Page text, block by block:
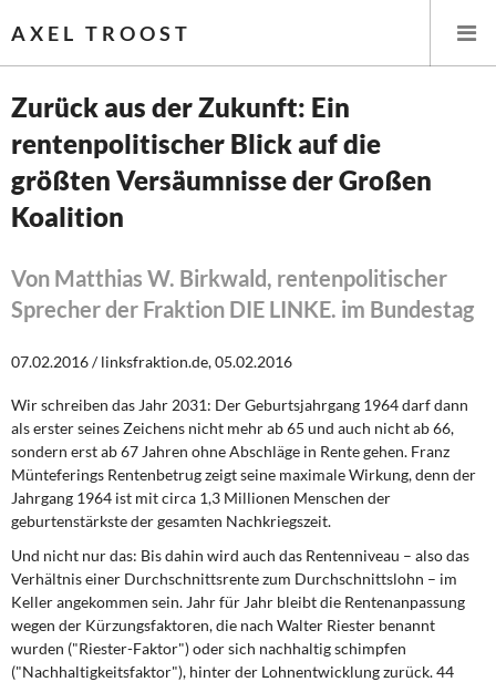
AXEL TROOST
Startseite
Themen
Wirtschaftspolitik
Steuer- und Finanzpolitik
Öffentliche Infrastruktur und Daseinsvorsorge
Eurokrise und Griechenland
DIE LINKE
Weitere Themen
Memo-Gruppe
Institut Solidarische Moderne
Zurück aus der Zukunft: Ein
rentenpolitischer Blick auf die
größten Versäumnisse der Großen
Koalition
Von Matthias W. Birkwald, rentenpolitischer
Sprecher der Fraktion DIE LINKE. im Bundestag
07.02.2016 / linksfraktion.de, 05.02.2016
Wir schreiben das Jahr 2031: Der Geburtsjahrgang 1964 darf dann
als erster seines Zeichens nicht mehr ab 65 und auch nicht ab 66,
sondern erst ab 67 Jahren ohne Abschläge in Rente gehen. Franz
Münteferings Rentenbetrug zeigt seine maximale Wirkung, denn der
Jahrgang 1964 ist mit circa 1,3 Millionen Menschen der
geburtenstärkste der gesamten Nachkriegszeit.
Und nicht nur das: Bis dahin wird auch das Rentenniveau – also das
Verhältnis einer Durchschnittsrente zum Durchschnittslohn – im
Keller angekommen sein. Jahr für Jahr bleibt die Rentenanpassung
wegen der Kürzungsfaktoren, die nach Walter Riester benannt
wurden ("Riester-Faktor") oder sich nachhaltig schimpfen
("Nachhaltigkeitsfaktor"), hinter der Lohnentwicklung zurück. 44